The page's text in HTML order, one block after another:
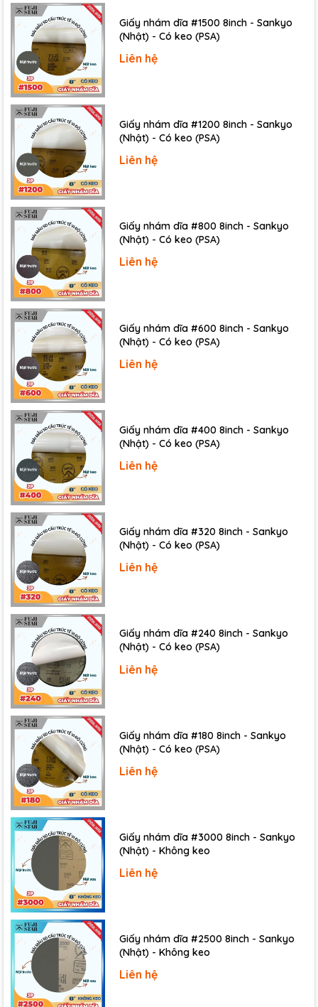
Giấy nhám dĩa #1500 8inch - Sankyo
(Nhật) - Có keo (PSA)
Liên hệ
Giấy nhám dĩa #1200 8inch - Sankyo
(Nhật) - Có keo (PSA)
Liên hệ
Giấy nhám dĩa #800 8inch - Sankyo
(Nhật) - Có keo (PSA)
Liên hệ
Giấy nhám dĩa #600 8inch - Sankyo
(Nhật) - Có keo (PSA)
Liên hệ
Giấy nhám dĩa #400 8inch - Sankyo
(Nhật) - Có keo (PSA)
Liên hệ
Giấy nhám dĩa #320 8inch - Sankyo
(Nhật) - Có keo (PSA)
Liên hệ
Giấy nhám dĩa #240 8inch - Sankyo
(Nhật) - Có keo (PSA)
Liên hệ
Giấy nhám dĩa #180 8inch - Sankyo
(Nhật) - Có keo (PSA)
Liên hệ
Giấy nhám dĩa #3000 8inch - Sankyo
(Nhật) - Không keo
Liên hệ
Giấy nhám dĩa #2500 8inch - Sankyo
(Nhật) - Không keo
Liên hệ